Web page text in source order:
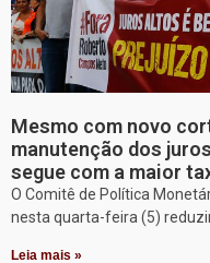
Mesmo com novo
manutenção dos
segue com a maior
O Comitê de Política
nesta quarta-feira (5)
Leia mais »